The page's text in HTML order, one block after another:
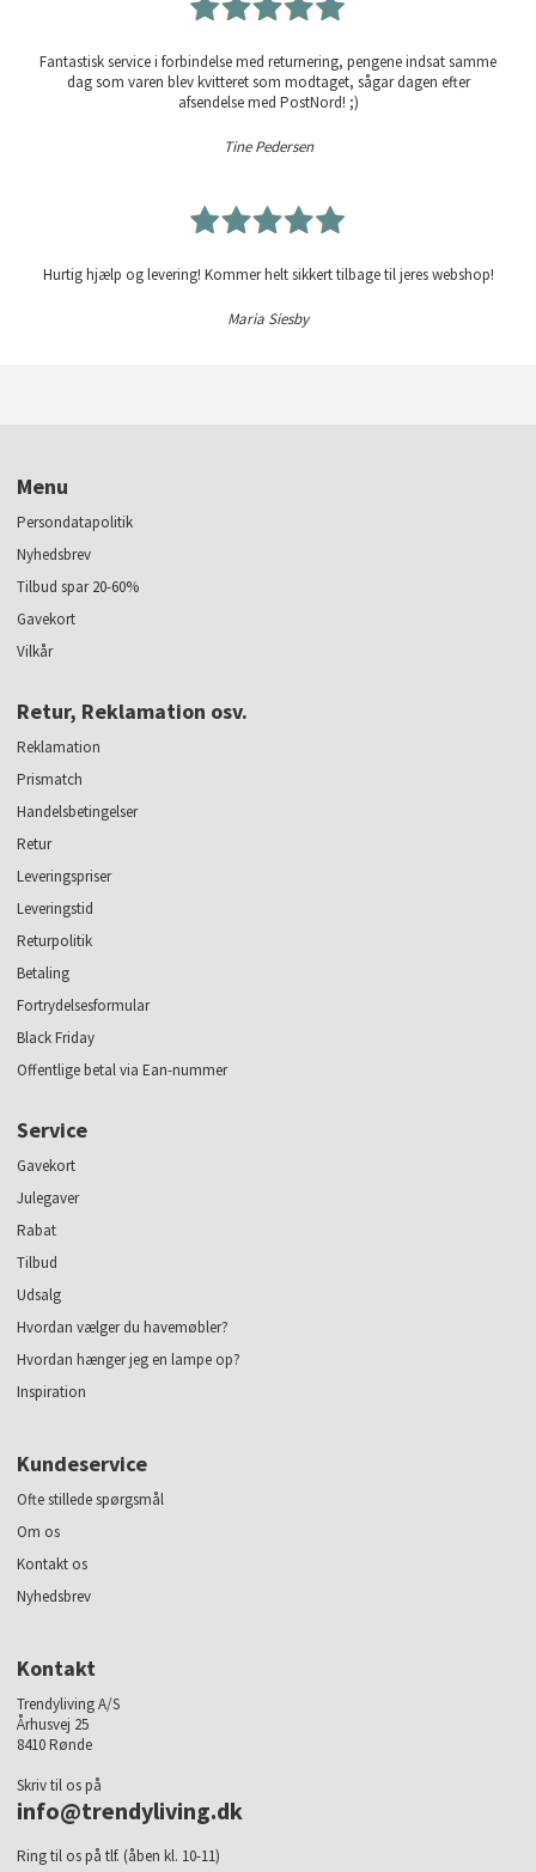
Fantastisk service i forbindelse med returnering, pengene indsat samme
dag som varen blev kvitteret som modtaget, sågar dagen efter
afsendelse med PostNord! ;)
Tine Pedersen
Hurtig hjælp og levering! Kommer helt sikkert tilbage til jeres webshop!
Maria Siesby
Menu
Persondatapolitik
Nyhedsbrev
Tilbud spar 20-60%
Gavekort
Vilkår
Retur, Reklamation osv.
Reklamation
Prismatch
Handelsbetingelser
Retur
Leveringspriser
Leveringstid
Returpolitik
Betaling
Fortrydelsesformular
Black Friday
Offentlige betal via Ean-nummer
Service
Gavekort
Julegaver
Rabat
Tilbud
Udsalg
Hvordan vælger du havemøbler?
Hvordan hænger jeg en lampe op?
Inspiration
Kundeservice
Ofte stillede spørgsmål
Om os
Kontakt os
Nyhedsbrev
Kontakt
Trendyliving A/S
Århusvej 25
8410 Rønde
Skriv til os på
info@trendyliving.dk
Ring til os på tlf. (åben kl. 10-11)